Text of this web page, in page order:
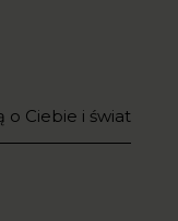
o Ciebie i świat